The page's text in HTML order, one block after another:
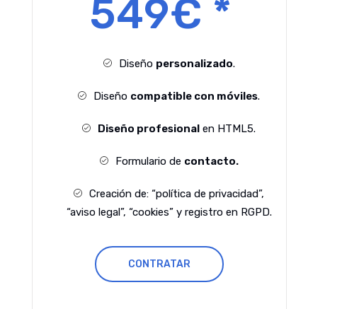
549€ *
Diseño personalizado.
Diseño compatible con móviles.
Diseño profesional en HTML5.
Formulario de contacto.
Creación de: “política de privacidad”,
“aviso legal”, “cookies” y registro en RGPD.
CONTRATAR